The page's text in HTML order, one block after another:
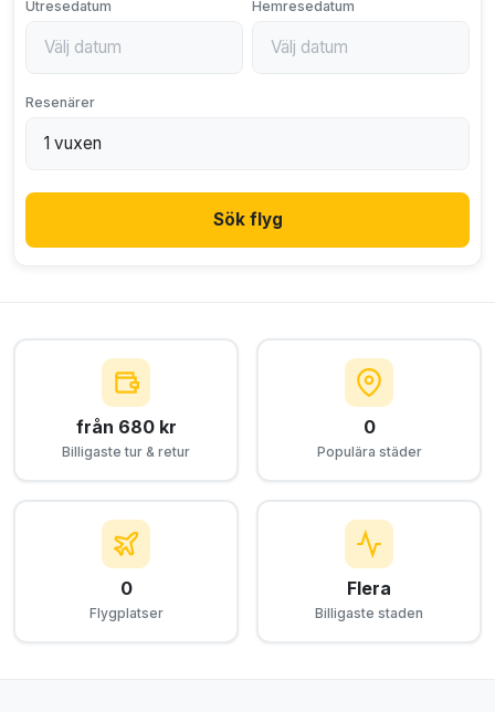
Utresedatum Hemresedatum
Resenärer
Sök flyg
från 680 kr
Billigaste tur & retur
0
Populära städer
0
Flygplatser
Flera
Billigaste staden